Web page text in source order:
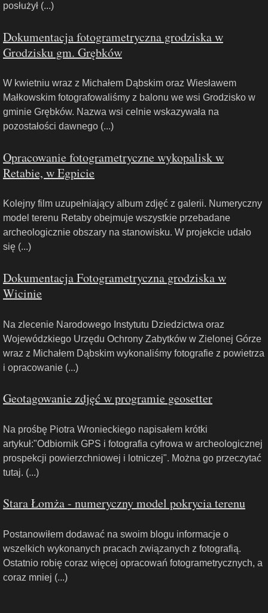
posłużył (...)
Dokumentacja fotogrametryczna grodziska w
Grodzisku gm. Grębków
W kwietniu wraz z Michałem Dąbskim oraz Wiesławem
Małkowskim fotografowaliśmy z balonu we wsi Grodzisko w
gminie Grębków. Nazwa wsi celnie wskazywała na
pozostałości dawnego (...)
Opracowanie fotogrametryczne wykopalisk w
Retabie, w Egpicie
Kolejny film uzupełniający album zdjęć z galerii. Numeryczny
model terenu Retaby obejmuje wszystkie przebadane
archeologicznie obszary na stanowisku. W projekcie udało
się (...)
Dokumentacja Fotogrametryczna grodziska w
Wicinie
Na zlecenie Narodowego Instytutu Dziedzictwa oraz
Wojewódzkiego Urzędu Ochrony Zabytków w Zielonej Górze
wraz z Michałem Dąbskim wykonaliśmy fotografie z powietrza
i opracowanie (...)
Geotagowanie zdjęć w programie geosetter
Na prośbę Piotra Wronieckiego napisałem krótki
artykuł:"Odbiornik GPS i fotografia cyfrowa w archeologicznej
prospekcji powierzchniowej i lotniczej". Można go przeczytać
tutaj. (...)
Stara Łomża - numeryczny model pokrycia terenu
Postanowiłem dodawać na swoim blogu informacje o
wszelkich wykonanych pracach związanych z fotografią.
Ostatnio robię coraz więcej opracowań fotogrametrycznych, a
coraz mniej (...)